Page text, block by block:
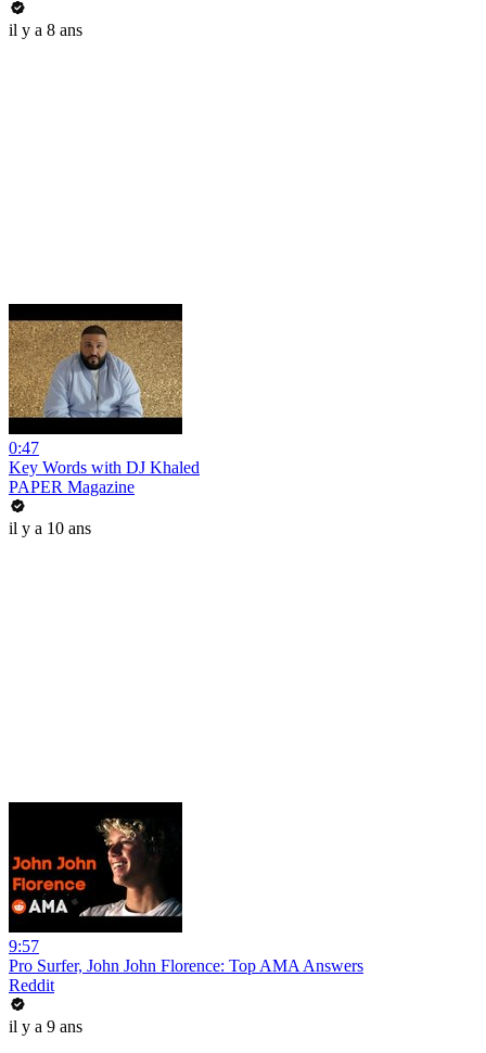
il y a 8 ans
0:47
Key Words with DJ Khaled
PAPER Magazine
il y a 10 ans
9:57
Pro Surfer, John John Florence: Top AMA Answers
Reddit
il y a 9 ans